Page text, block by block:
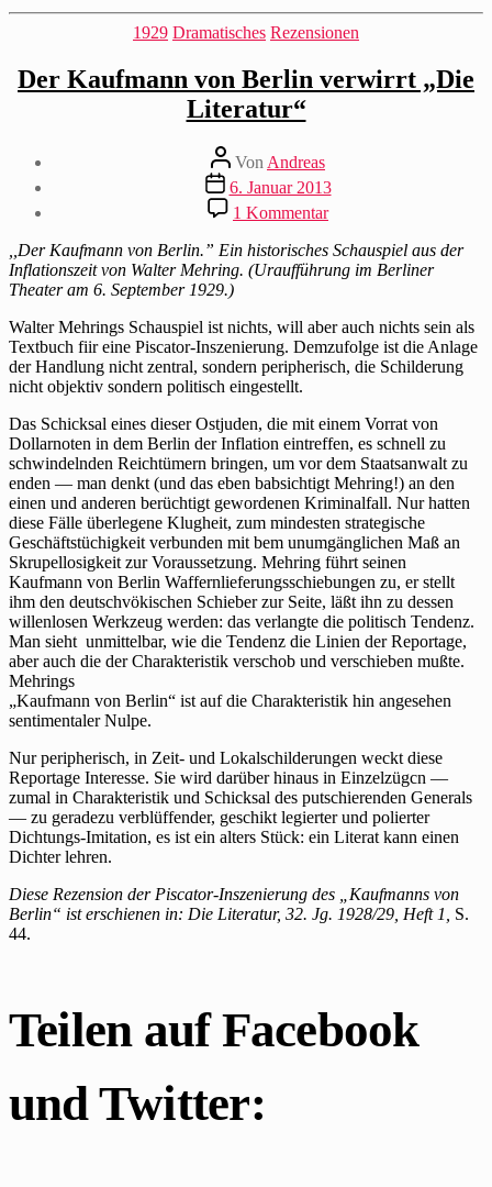
Kategorien
1929 Dramatisches Rezensionen
Der Kaufmann von Berlin verwirrt „Die
Literatur“
Beitragsautor
Von Andreas
Beitragsdatum
6. Januar 2013
1 Kommentarzu
Der
Kaufmann
von
Berlin
„Die
Literatur“
,,Der Kaufmann von Berlin.” Ein historisches Schauspiel aus der
Inflationszeit von Walter Mehring. (Uraufführung im Berliner
Theater am 6. September 1929.)
Walter Mehrings Schauspiel ist nichts, will aber auch nichts sein als
Textbuch fiir eine Piscator-Inszenierung. Demzufolge ist die Anlage
der Handlung nicht zentral, sondern peripherisch, die Schilderung
nicht objektiv sondern politisch eingestellt.
Das Schicksal eines dieser Ostjuden, die mit einem Vorrat von
Dollarnoten in dem Berlin der Inflation eintreffen, es schnell zu
schwindelnden Reichtümern bringen, um vor dem Staatsanwalt zu
enden — man denkt (und das eben babsichtigt Mehring!) an den
einen und anderen berüchtigt gewordenen Kriminalfall. Nur hatten
diese Fälle überlegene Klugheit, zum mindesten strategische
Geschäftstüchigkeit verbunden mit bem unumgänglichen Maß an
Skrupellosigkeit zur Voraussetzung. Mehring führt seinen
Kaufmann von Berlin Waffernlieferungsschiebungen zu, er stellt
ihm den deutschvökischen Schieber zur Seite, läßt ihn zu dessen
willenlosen Werkzeug werden: das verlangte die politisch Tendenz.
Man sieht unmittelbar, wie die Tendenz die Linien der Reportage,
aber auch die der Charakteristik verschob und verschieben mußte.
Mehrings
„Kaufmann von Berlin“ ist auf die Charakteristik hin angesehen
sentimentaler Nulpe.
Nur peripherisch, in Zeit- und Lokalschilderungen weckt diese
Reportage Interesse. Sie wird darüber hinaus in Einzelzügcn —
zumal in Charakteristik und Schicksal des putschierenden Generals
— zu geradezu verblüffender, geschikt legierter und polierter
Dichtungs-Imitation, es ist ein alters Stück: ein Literat kann einen
Dichter lehren.
Diese Rezension der Piscator-Inszenierung des „Kaufmanns von
Berlin“ ist erschienen in: Die Literatur, 32. Jg. 1928/29, Heft 1,
S.
44.
Teilen auf Facebook
und Twitter: